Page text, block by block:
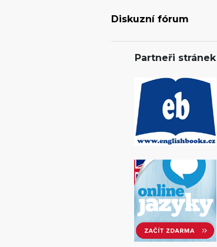
Diskuzní fórum
Partneři stránek